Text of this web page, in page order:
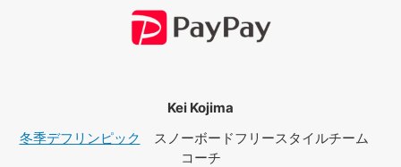
Kei Kojima
冬季デフリンピック スノーボードフリースタイルチーム
コーチ